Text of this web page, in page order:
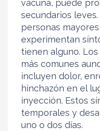
vacuna, puede
secundarios
personas
experimentan
tienen alguno.
más comunes
incluyen dolor,
hinchazón en el
inyección. Estos
temporales y
uno o dos días.